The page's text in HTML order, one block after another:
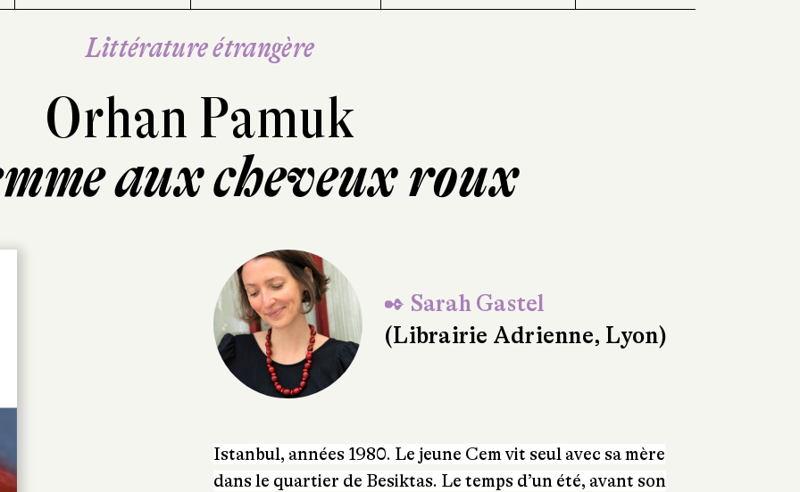
Littérature étrangère
Orhan Pamuk
aux cheveux roux
✒ Sarah Gastel
(Librairie Adrienne, Lyon)
Istanbul, années 1980. Le jeune Cem vit seul avec sa mère
dans le quartier de Besiktas. Le temps d’un été, avant son